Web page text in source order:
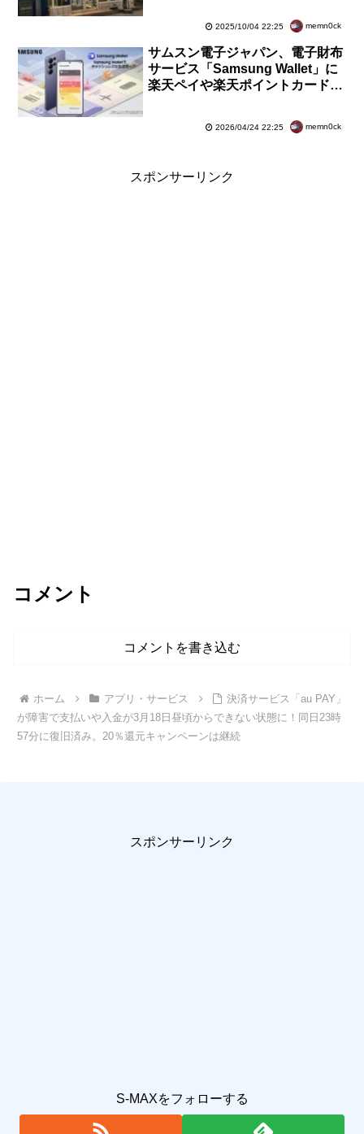
2025/10/04 22:25 memn0ck
サムスン電子ジャパン、電子財布
サービス「Samsung Wallet」に
楽天ペイや楽天ポイントカード、
2026/04/24 22:25 memn0ck
スポンサーリンク
コメント
コメントを書き込む
ホーム アプリ・サービス
決済サービス「au PAY」
が障害で支払いや入金が3月18日昼頃からできない状態に！同日23時
57分に復旧済み。20％還元キャンペーンは継続
スポンサーリンク
S-MAXをフォローする